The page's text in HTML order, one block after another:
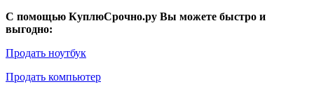
С помощью КуплюСрочно.ру Вы можете быстро и
выгодно:
Продать ноутбук
Продать компьютер